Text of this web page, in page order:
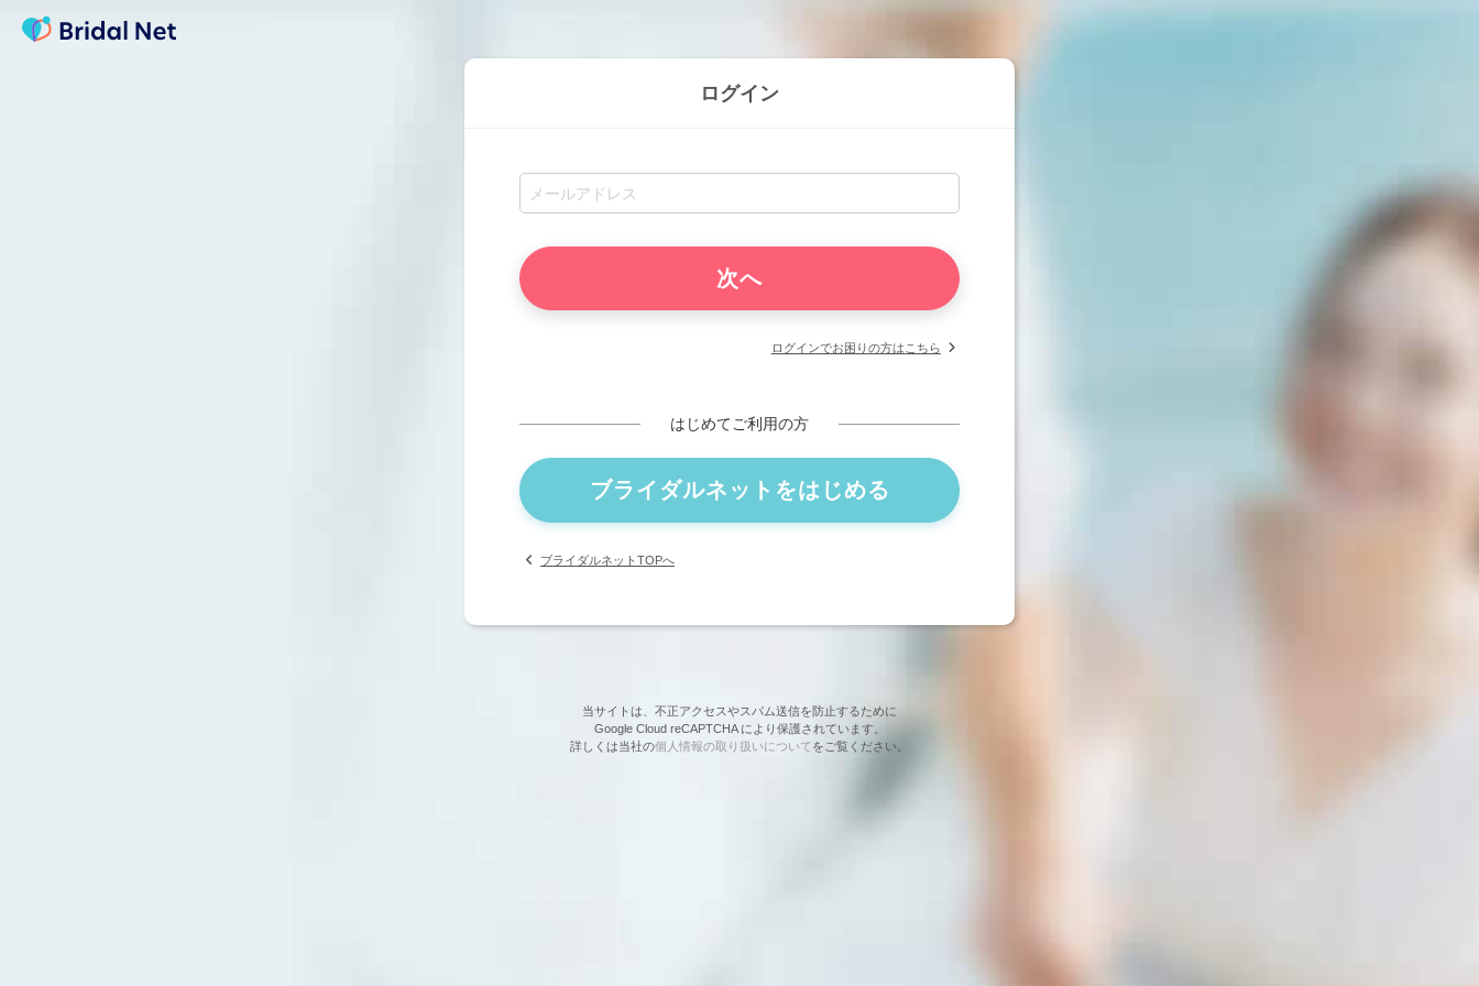
ログイン
ログインでお困りの方はこちら
はじめてご利用の方
ブライダルネットをはじめる
ブライダルネットTOPへ
当サイトは、不正アクセスやスパム送信を防止するために
Google Cloud reCAPTCHA により保護されています。
詳しくは当社の個人情報の取り扱いについてをご覧ください。